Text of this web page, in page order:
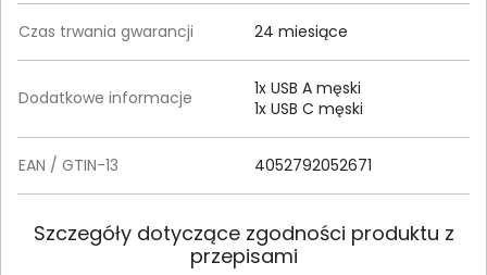
Czas trwania gwarancji 24 miesiące
Dodatkowe informacje
1x USB A męski
1x USB C męski
EAN / GTIN-13 4052792052671
Szczegóły dotyczące zgodności produktu z
przepisami